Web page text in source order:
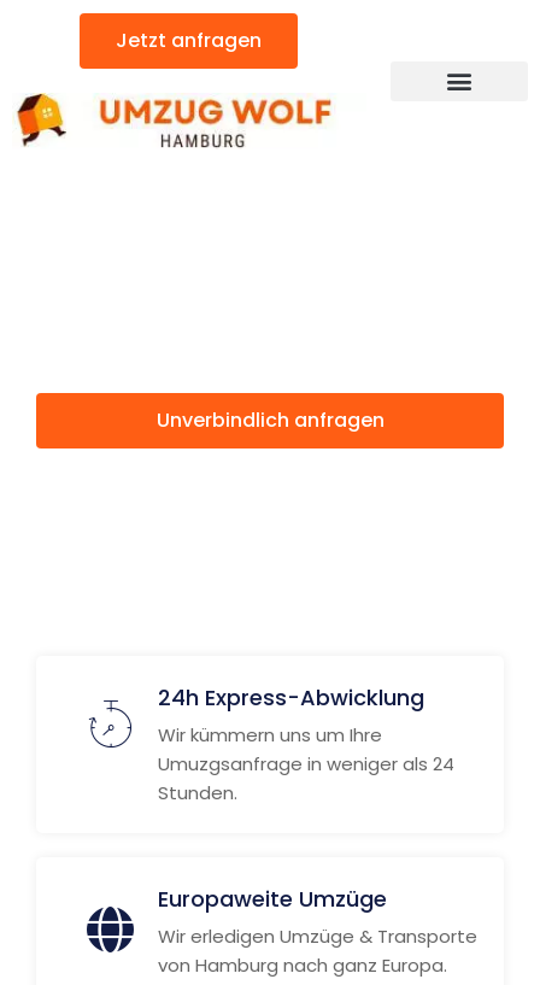
Jetzt anfragen
Unverbindlich anfragen
24h Express-Abwicklung
Wir kümmern uns um Ihre
Umuzgsanfrage in weniger als 24
Stunden.
Europaweite Umzüge
Wir erledigen Umzüge & Transporte
von Hamburg nach ganz Europa.